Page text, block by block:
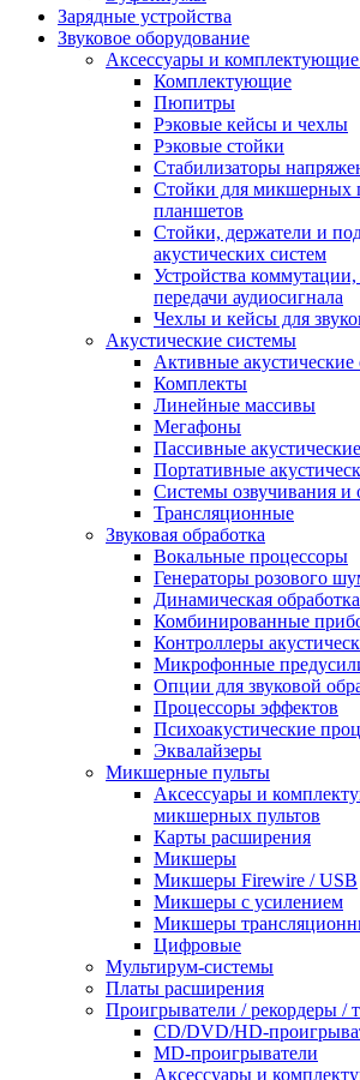
Зарядные устройства
Звуковое оборудование
Аксессуары и комплектующие
Комплектующие
Пюпитры
Рэковые кейсы и чехлы
Рэковые стойки
Стабилизаторы
Стойки для микшерных
планшетов
Стойки, держатели и
акустических систем
Устройства
передачи аудиосигнала
Чехлы и кейсы для
Акустические системы
Активные акустические
Комплекты
Линейные массивы
Мегафоны
Пассивные
Портативные
Системы озвучивания и
Трансляционные
Звуковая обработка
Вокальные процессоры
Генераторы розового
Динамическая обработка
Комбинированные
Контроллеры
Микрофонные
Опции для звуковой
Процессоры эффектов
Психоакустические
Эквалайзеры
Микшерные пульты
Аксессуары и
микшерных пультов
Карты расширения
Микшеры
Микшеры Firewire / USB
Микшеры с усилением
Микшеры
Цифровые
Мультирум-системы
Платы расширения
Проигрыватели / рекордеры /
CD/DVD/HD-
MD-проигрыватели
Аксессуары и